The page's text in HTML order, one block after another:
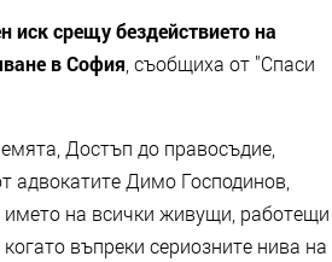
иск срещу бездействието на
в София , съобщиха от "Спаси
Достъп до правосъдие,
адвокатите Димо Господинов,
името на всички живущи, работещи
въпреки сериозните нива на